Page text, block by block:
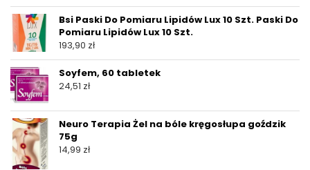
Bsi Paski Do Pomiaru Lipidów Lux 10 Szt. Paski Do
Pomiaru Lipidów Lux 10 Szt.
193,90 zł
Soyfem, 60 tabletek
24,51 zł
Neuro Terapia Żel na bóle kręgosłupa goździk
75g
14,99 zł